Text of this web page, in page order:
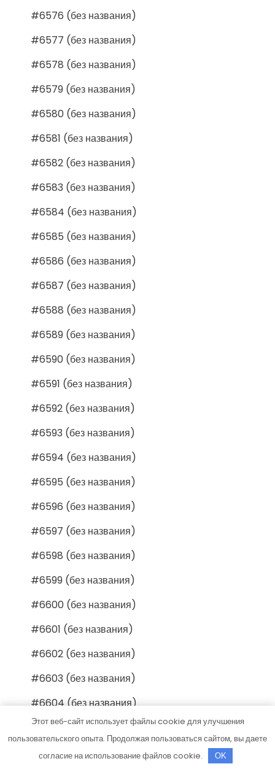
#6576 (без названия)
#6577 (без названия)
#6578 (без названия)
#6579 (без названия)
#6580 (без названия)
#6581 (без названия)
#6582 (без названия)
#6583 (без названия)
#6584 (без названия)
#6585 (без названия)
#6586 (без названия)
#6587 (без названия)
#6588 (без названия)
#6589 (без названия)
#6590 (без названия)
#6591 (без названия)
#6592 (без названия)
#6593 (без названия)
#6594 (без названия)
#6595 (без названия)
#6596 (без названия)
#6597 (без названия)
#6598 (без названия)
#6599 (без названия)
#6600 (без названия)
#6601 (без названия)
#6602 (без названия)
#6603 (без названия)
#6604 (без названия)
#6605 (без названия)
#6606 (без названия)
Этот веб-сайт использует файлы cookie для улучшения
пользовательского опыта. Продолжая пользоваться сайтом, вы даете
согласие на использование файлов cookie.
OK